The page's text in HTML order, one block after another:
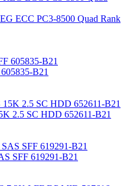
ECC PC3-8500 Quad Rank
B21
2.5 SC HDD 652611-B21
SFF 619291-B21